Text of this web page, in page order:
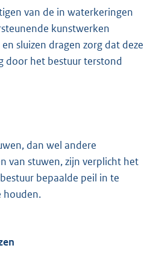
van de in waterkeringen
kunstwerken
sluizen dragen zorg dat deze
door het bestuur terstond
dan wel andere
van stuwen, zijn verplicht het
bepaalde peil in te
houden.